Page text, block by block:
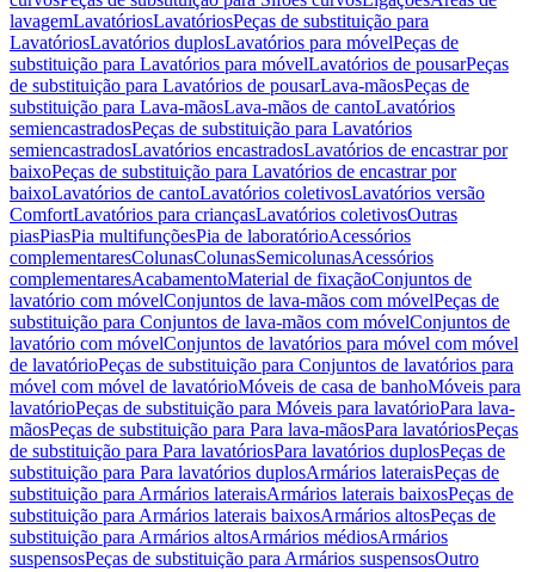
lavagemLavatóriosLavatóriosPeças de substituição para
LavatóriosLavatórios duplosLavatórios para móvelPeças de
substituição para Lavatórios para móvelLavatórios de pousarPeças
de substituição para Lavatórios de pousarLava-mãosPeças de
substituição para Lava-mãosLava-mãos de cantoLavatórios
semiencastradosPeças de substituição para Lavatórios
semiencastradosLavatórios encastradosLavatórios de encastrar por
baixoPeças de substituição para Lavatórios de encastrar por
baixoLavatórios de cantoLavatórios coletivosLavatórios versão
ComfortLavatórios para criançasLavatórios coletivosOutras
piasPiasPia multifunçõesPia de laboratórioAcessórios
complementaresColunasColunasSemicolunasAcessórios
complementaresAcabamentoMaterial de fixaçãoConjuntos de
lavatório com móvelConjuntos de lava-mãos com móvelPeças de
substituição para Conjuntos de lava-mãos com móvelConjuntos de
lavatório com móvelConjuntos de lavatórios para móvel com móvel
de lavatórioPeças de substituição para Conjuntos de lavatórios para
móvel com móvel de lavatórioMóveis de casa de banhoMóveis para
lavatórioPeças de substituição para Móveis para lavatórioPara lava-
mãosPeças de substituição para Para lava-mãosPara lavatóriosPeças
de substituição para Para lavatóriosPara lavatórios duplosPeças de
substituição para Para lavatórios duplosArmários lateraisPeças de
substituição para Armários lateraisArmários laterais baixosPeças de
substituição para Armários laterais baixosArmários altosPeças de
substituição para Armários altosArmários médiosArmários
suspensosPeças de substituição para Armários suspensosOutro